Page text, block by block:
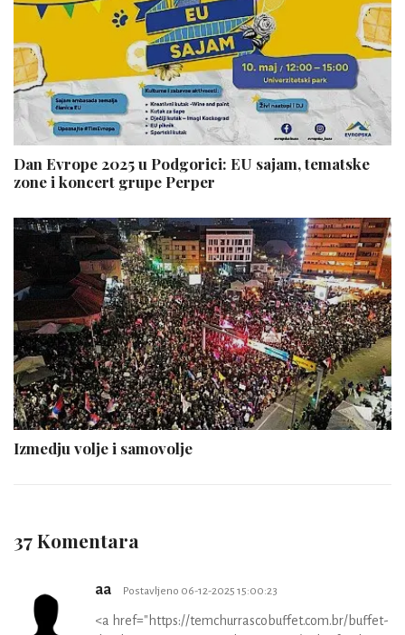
Dan Evrope 2025 u Podgorici: EU sajam, tematske
zone i koncert grupe Perper
Izmedju volje i samovolje
37 Komentara
aa Postavljeno 06-12-2025 15:00:23
<a href="https://temchurrascobuffet.com.br/buffet-